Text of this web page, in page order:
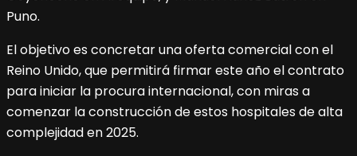
Puno.
El objetivo es concretar una oferta comercial con el
Reino Unido, que permitirá firmar este año el contrato
para iniciar la procura internacional, con miras a
comenzar la construcción de estos hospitales de alta
complejidad en 2025.